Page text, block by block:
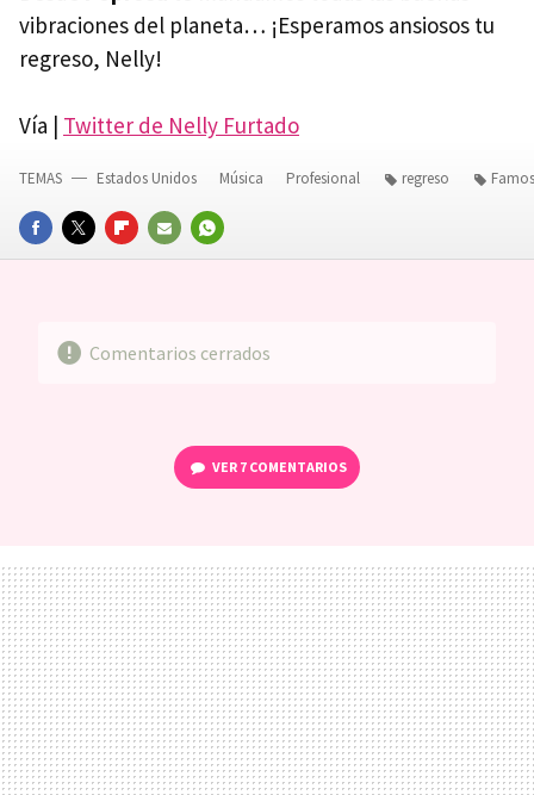
vibraciones del planeta… ¡Esperamos ansiosos tu
regreso, Nelly!
Vía | Twitter de Nelly Furtado
FACEBOOKTWITTERFLIPBOARD
E-
WHATSAPP
TEMAS Estados Unidos Música Profesional regreso
Comentarios cerrados
VER 7 COMENTARIOS